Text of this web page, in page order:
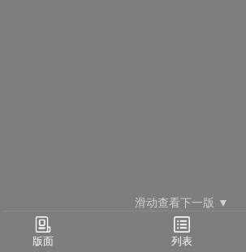
滑动查看下一版 ▼
要闻(02)
版面 列表